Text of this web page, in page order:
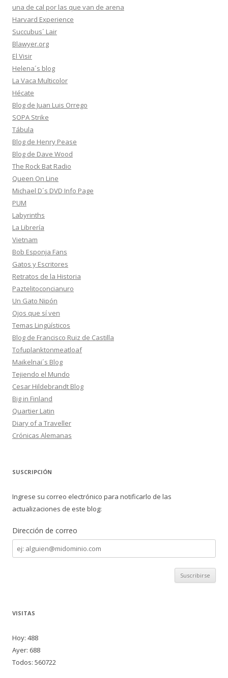
una de cal por las que van de arena
Harvard Experience
Succubus´ Lair
Blawyer.org
El Visir
Helena´s blog
La Vaca Multicolor
Hécate
Blog de Juan Luis Orrego
SOPA Strike
Tábula
Blog de Henry Pease
Blog de Dave Wood
The Rock Bat Radio
Queen On Line
Michael D´s DVD Info Page
PUM
Labyrinths
La Librería
Vietnam
Bob Esponja Fans
Gatos y Escritores
Retratos de la Historia
Paztelitoconcianuro
Un Gato Nipón
Ojos que sí ven
Temas Lingüísticos
Blog de Francisco Ruiz de Castilla
Tofuplanktonmeatloaf
Maikelnai´s Blog
Tejiendo el Mundo
Cesar Hildebrandt Blog
Big in Finland
Quartier Latin
Diary of a Traveller
Crónicas Alemanas
SUSCRIPCIÓN
Ingrese su correo electrónico para notificarlo de las
actualizaciones de este blog:
Dirección de correo
Dirección
de
correo
VISITAS
Hoy: 488
Ayer: 688
Todos: 560722